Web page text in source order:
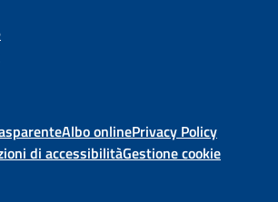
Albo onlinePrivacy Policy
di accessibilitàGestione cookie